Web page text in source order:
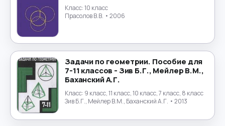
Экология
Экономика
Юриспруденция →
Японский язык
Класс:10 класс
Прасолов В.В. • 2006
Задачи по геометрии. Пособие для
7-11 классов - Зив Б.Г., Мейлер В.М.,
Баханский А.Г.
Класс: 9 класс, 11 класс, 10 класс, 7 класс, 8 класс
Зив Б.Г., Мейлер В.М., Баханский А.Г. • 2013